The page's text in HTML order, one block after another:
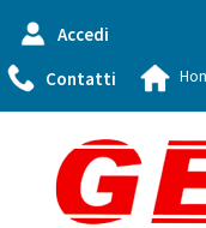
Accedi
Contatti